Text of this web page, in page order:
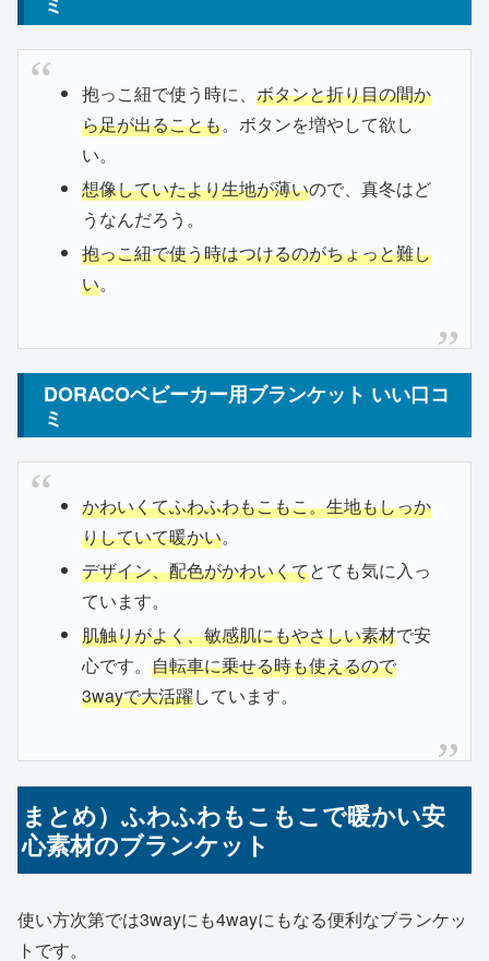
抱っこ紐で使う時に、 ボタンと折り目の間か
ら足が出ることも。ボタンを増やして欲し
い。
想像していたより生地が薄いので、真冬はど
うなんだろう。
抱っこ紐で使う時はつけるのがちょっと難し
い。
DORACOベビーカー用ブランケット いい口コ
ミ
かわいくてふわふわもこもこ。生地もしっか
りしていて暖かい。
デザイン、配色がかわいくてとても気に入っ
ています。
肌触りがよく、敏感肌にもやさしい素材で安
心です。 自転車に乗せる時も使えるので
3wayで大活躍しています。
まとめ）ふわふわもこもこで暖かい安
心素材のブランケット
使い方次第では3wayにも4wayにもなる便利なブランケッ
トです。